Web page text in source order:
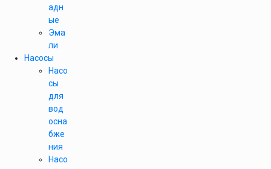
адн
ые
Эма
ли
Насосы
Насо
сы
для
вод
осна
бже
ния
Насо